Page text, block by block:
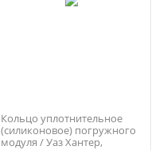
Кольцо уплотнительное
(силиконовое) погружного
модуля / Уаз Хантер,